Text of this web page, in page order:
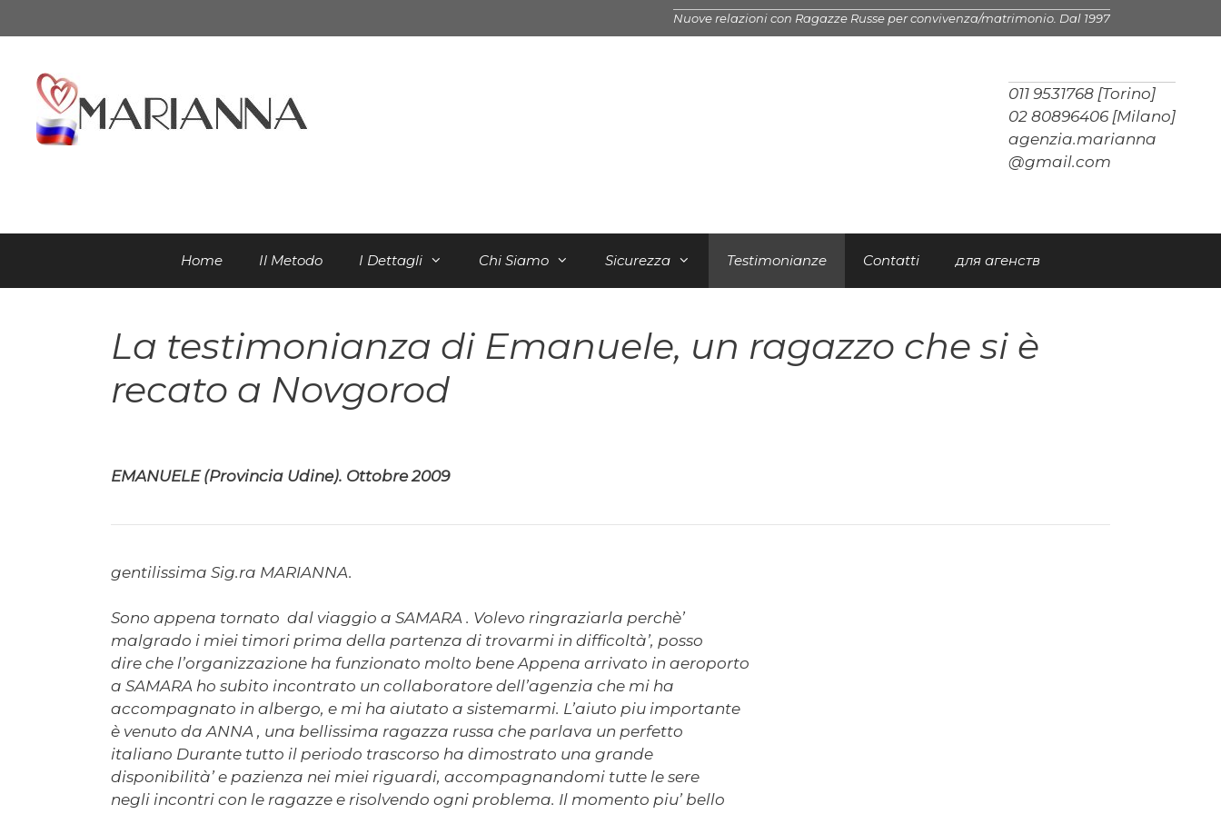
al
Nuove relazioni con Ragazze Russe per convivenza/matrimonio. Dal 1997
011 9531768 [Torino]
02 80896406 [Milano]
agenzia.marianna
@gmail.com
Home Il Metodo I Dettagli Chi Siamo Sicurezza Testimonianze Contatti для агенств
La testimonianza di Emanuele, un ragazzo che si è
recato a Novgorod
EMANUELE (Provincia Udine). Ottobre 2009
gentilissima Sig.ra MARIANNA.
Sono appena tornato dal viaggio a SAMARA . Volevo ringraziarla perchè’
malgrado i miei timori prima della partenza di trovarmi in difficoltà’, posso
dire che l’organizzazione ha funzionato molto bene Appena arrivato in aeroporto
a SAMARA ho subito incontrato un collaboratore dell’agenzia che mi ha
accompagnato in albergo, e mi ha aiutato a sistemarmi. L’aiuto piu importante
è venuto da ANNA , una bellissima ragazza russa che parlava un perfetto
italiano Durante tutto il periodo trascorso ha dimostrato una grande
disponibilità’ e pazienza nei miei riguardi, accompagnandomi tutte le sere
negli incontri con le ragazze e risolvendo ogni problema. Il momento piu’ bello